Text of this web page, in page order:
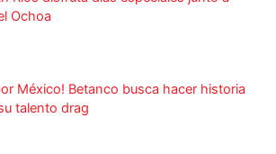
Ochoa
México! Betanco busca hacer historia
talento drag